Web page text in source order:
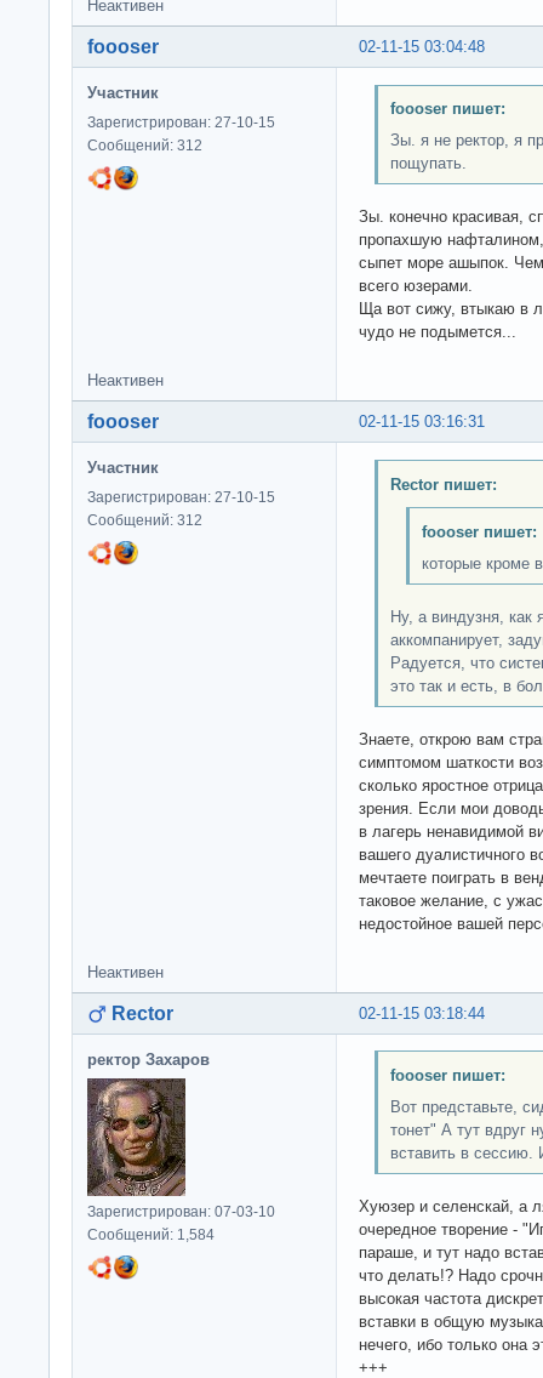
Неактивен
02-11-15 03:04:48
foooser
Участник
Зарегистрирован: 27-10-15
Сообщений: 312
foooser пишет:
Зы. я не ректор, я
пощупать.
Зы. конечно красивая,
пропахшую
сыпет море ашыпок. Чем
всего юзерами.
Ща вот сижу, втыкаю в
чудо не подымется...
Неактивен
02-11-15 03:16:31
foooser
Участник
Зарегистрирован: 27-10-15
Сообщений: 312
Rector пишет:
foooser пишет:
которые кроме
Ну, а виндузня, как
аккомпанирует,
Радуется, что
это так и есть, в
Знаете, открою вам
симптомом шаткости
сколько яростное
зрения. Если мои
в лагерь ненавидимой
вашего дуалистичного
мечтаете поиграть в
таковое желание, с
недостойное вашей
Неактивен
02-11-15 03:18:44
Rector
ректор Захаров
Зарегистрирован: 07-03-10
Сообщений: 1,584
foooser пишет:
Вот представьте,
тонет" А тут вдруг
вставить в сессию.
Хуюзер и селенскай, а
очередное творение -
параше, и тут надо
что делать!? Надо
высокая частота
вставки в общую
нечего, ибо только она
+++